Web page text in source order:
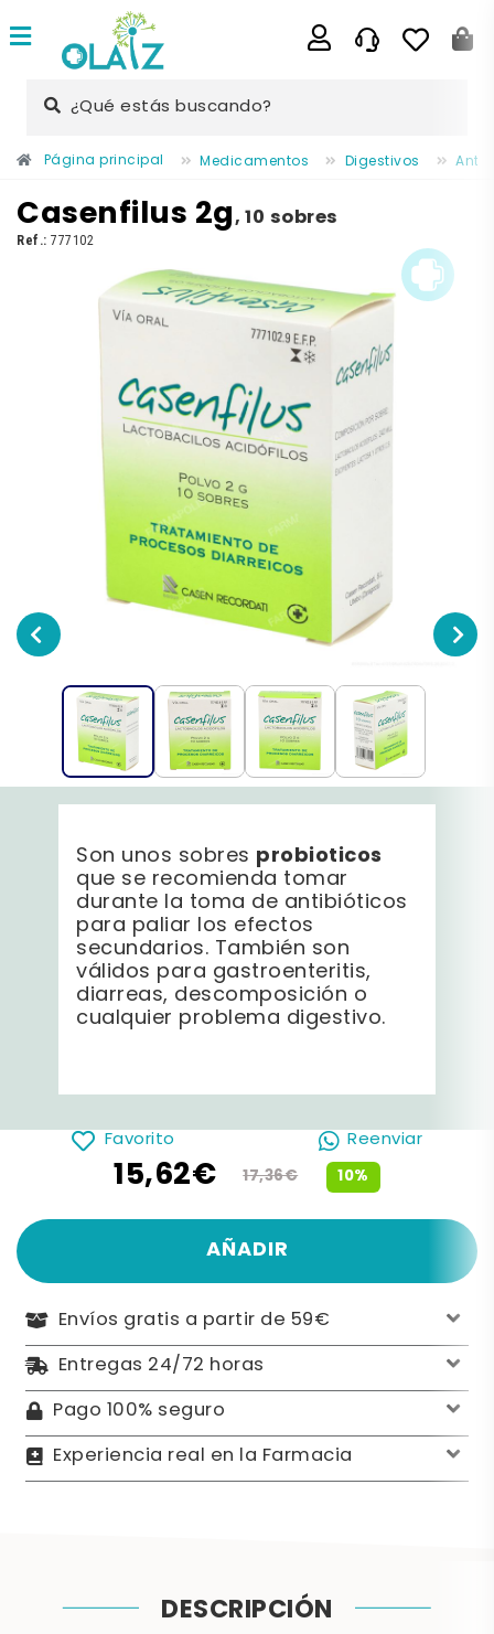
¿Qué estás buscando?
Página principal Medicamentos Digestivos
Casenfilus 2g,10 sobres
Ref.: 777102
Son unos sobres probioticos
que se recomienda tomar
durante la toma de antibióticos
para paliar los efectos
secundarios. También son
válidos para gastroenteritis,
diarreas, descomposición o
cualquier problema digestivo.
Favorito Reenviar
10%
15,62€ 17,36€
AÑADIR
Envíos gratis a partir de 59€
Entregas 24/72 horas
Pago 100% seguro
Experiencia real en la Farmacia
DESCRIPCIÓN